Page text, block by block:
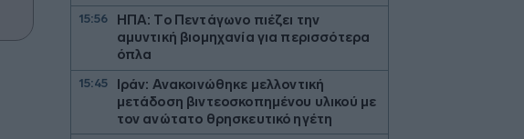
15:56
ΗΠΑ: Το Πεντάγωνο πιέζει την
αμυντική βιομηχανία για περισσότερα
όπλα
15:45
Ιράν: Ανακοινώθηκε μελλοντική
μετάδοση βιντεοσκοπημένου υλικού με
τον ανώτατο θρησκευτικό ηγέτη